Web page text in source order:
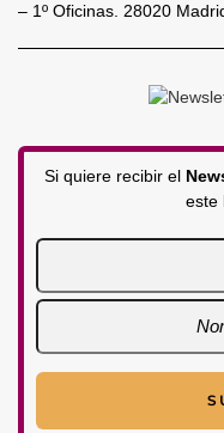
– 1º Oficinas. 28020
Si quiere recibir el
este